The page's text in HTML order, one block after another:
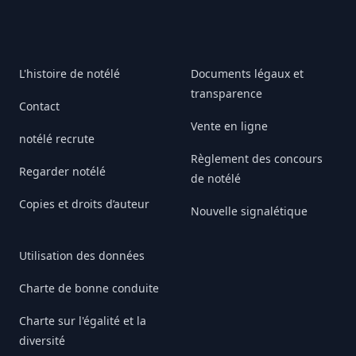
L'histoire de notélé
Contact
notélé recrute
Regarder notélé
Copies et droits d’auteur
Utilisation des données
Charte de bonne conduite
Charte sur l'égalité et la
diversité
Documents légaux et
transparence
Vente en ligne
Règlement des concours
de notélé
Nouvelle signalétique